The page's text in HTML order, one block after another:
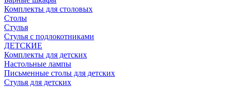
Комплекты для столовых
Столы
Стулья
Стулья с подлокотниками
ДЕТСКИЕ
Комплекты для детских
Настольные лампы
Письменные столы для детских
Стулья для детских